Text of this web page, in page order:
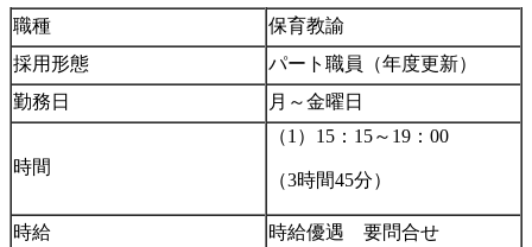
職種
保育教諭
採用形態
パート職員（年度更新）
勤務日
月～金曜日
時間
（1）15：15～19：00
（3時間45分）
時給 時給優遇 要問合せ